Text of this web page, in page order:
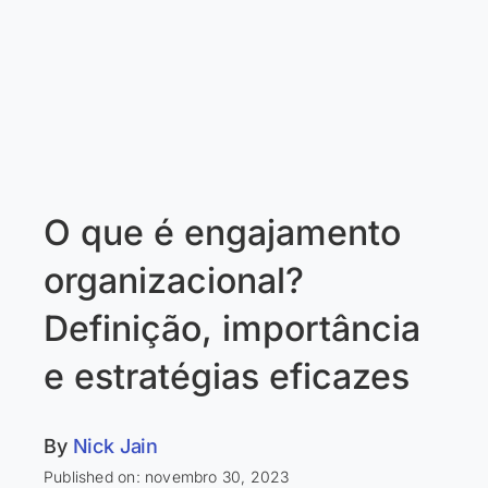
O que é engajamento
organizacional?
Definição, importância
e estratégias eficazes
By Nick Jain
Published on: novembro 30, 2023